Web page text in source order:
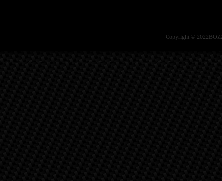
Copyright ©